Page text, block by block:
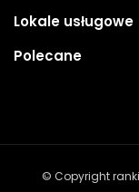
Lokale usługowe
Polecane
© Copyright